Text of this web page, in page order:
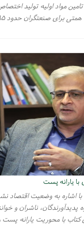
مواد اولیه تولید
با یارانه پست
اشاره به وضعیت اقتصاد
ناشران و
کتاب با محوریت یارانه پست